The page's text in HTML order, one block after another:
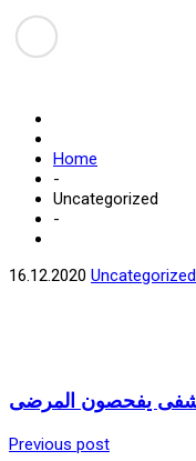
Home
-
Uncategorized
-
16.12.2020 Uncategorized
Previous post